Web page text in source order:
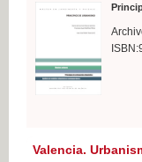
Valencia.